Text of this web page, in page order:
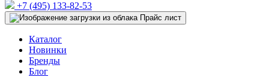
+7 (495) 133-82-53
Прайс лист
Каталог
Новинки
Бренды
Блог